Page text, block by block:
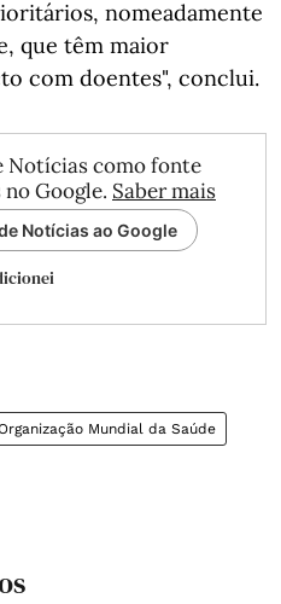
nomeadamente
que têm maior
com doentes", conclui.
Notícias como fonte
Google. Saber mais
Notícias ao Google
Mundial da Saúde